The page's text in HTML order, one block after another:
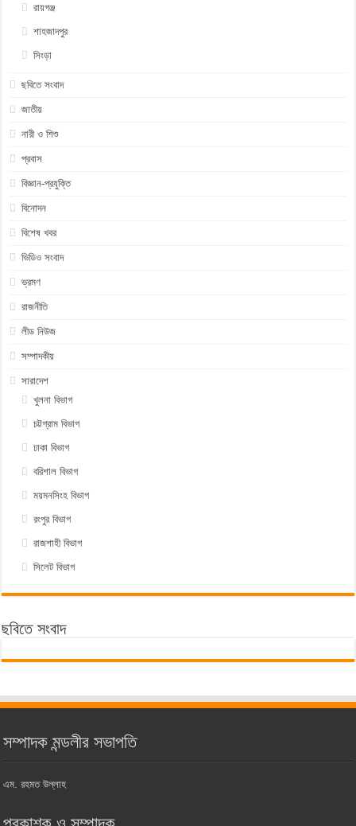
রায়গঞ্জ
শাহজাদপুর
সিংড়া
ছবিতে সংবাদ
জাতীয়
নারী ও শিশু
প্রবাস
বিজ্ঞান-প্রযুক্তি
বিনোদন
বিশেষ খবর
ভিডিও সংবাদ
ভ্রমণ
রাজনীতি
লীড নিউজ
সম্পাদকীয়
সারাদেশ
খুলনা বিভাগ
চট্টগ্রাম বিভাগ
ঢাকা বিভাগ
বরিশাল বিভাগ
ময়মনসিংহ বিভাগ
রংপুর বিভাগ
রাজশাহী বিভাগ
সিলেট বিভাগ
ছবিতে সংবাদ
সম্পাদক মন্ডলীর সভাপতি
এম. রহমত উল্লাহ